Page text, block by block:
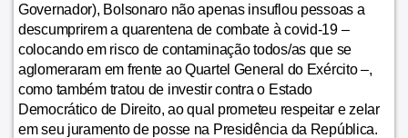
Governador), Bolsonaro não apenas insuflou pessoas a
descumprirem a quarentena de combate à covid-19 –
colocando em risco de contaminação todos/as que se
aglomeraram em frente ao Quartel General do Exército –,
como também tratou de investir contra o Estado
Democrático de Direito, ao qual prometeu respeitar e zelar
em seu juramento de posse na Presidência da República.